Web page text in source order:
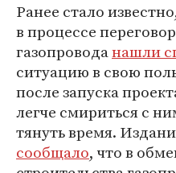
Ранее стало
в процессе
газопроводанашли
ситуацию в свою
после запуска
легче смириться с
тянуть время.
сообщало, что в